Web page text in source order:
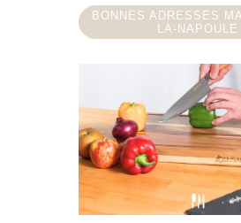
BONNES ADRESSES
LA-NAPOULE